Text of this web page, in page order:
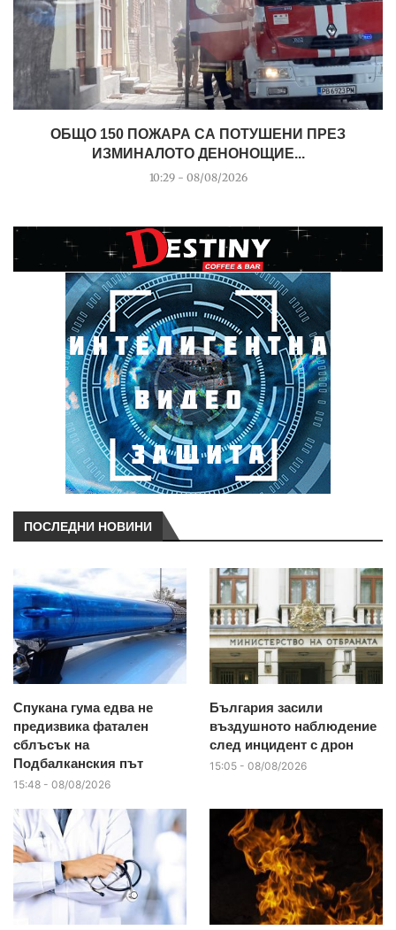
ОБЩО 150 ПОЖАРА СА ПОТУШЕНИ ПРЕЗ
ИЗМИНАЛОТО ДЕНОНОЩИЕ...
10:29 - 08/08/2026
ПОСЛЕДНИ НОВИНИ
Спукана гума едва не
предизвика фатален
сблъсък на
Подбалканския път
15:48 - 08/08/2026
България засили
въздушното наблюдение
след инцидент с дрон
15:05 - 08/08/2026